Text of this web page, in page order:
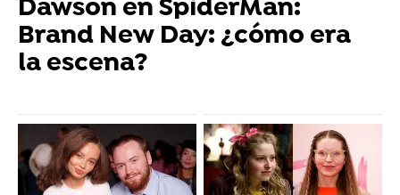
Dawson en SpiderMan:
Brand New Day: ¿cómo era
la escena?